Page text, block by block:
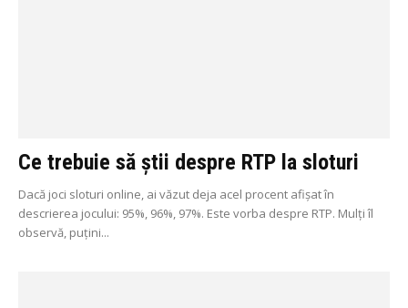
Ce trebuie să știi despre RTP la sloturi
Dacă joci sloturi online, ai văzut deja acel procent afișat în
descrierea jocului: 95%, 96%, 97%. Este vorba despre RTP. Mulți îl
observă, puțini...